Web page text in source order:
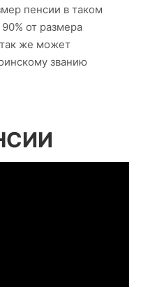
пенсии в таком
от размера
же может
званию